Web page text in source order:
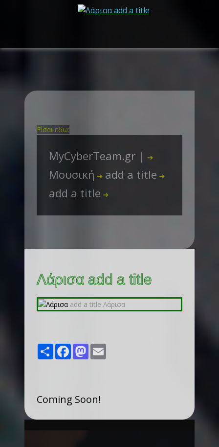
Είσαι εδω:
MyCyberTeam.gr | ➜
Μουσική ➜ add a title ➜
add a title ➜
Λάρισα add a title
Share FacebookMastodon
Coming Soon!